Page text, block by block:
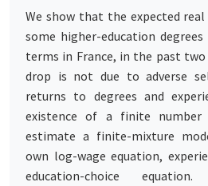
We show that the expected real
some higher-education
terms in France, in the past
drop is not due to adverse
returns to degrees and
existence of a finite
estimate a finite-mixture
own log-wage equation,
education-choice